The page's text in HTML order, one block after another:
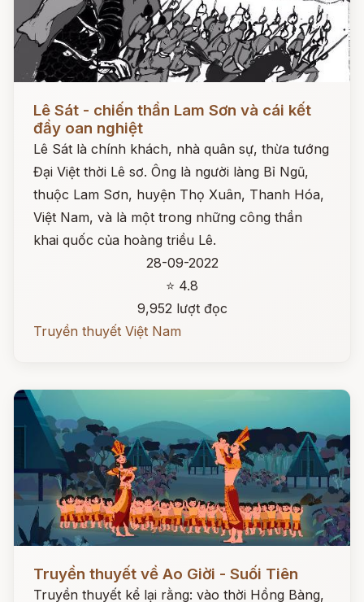
Lê Sát - chiến thần Lam Sơn và cái kết
đầy oan nghiệt
Lê Sát là chính khách, nhà quân sự, thừa tướng
Đại Việt thời Lê sơ. Ông là người làng Bỉ Ngũ,
thuộc Lam Sơn, huyện Thọ Xuân, Thanh Hóa,
Việt Nam, và là một trong những công thần
khai quốc của hoàng triều Lê.
28-09-2022
⭐ 4.8
9,952 lượt đọc
Truyền thuyết Việt Nam
Đọc ngay
Truyền thuyết về Ao Giời - Suối Tiên
Truyền thuyết kể lại rằng: vào thời Hồng Bàng,